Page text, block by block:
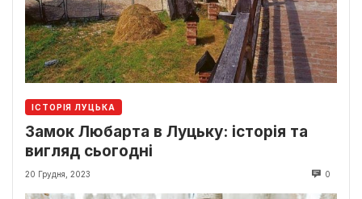
ІСТОРІЯ ЛУЦЬКА
Замок Любарта в Луцьку: історія та
вигляд сьогодні
20 Грудня, 2023 0